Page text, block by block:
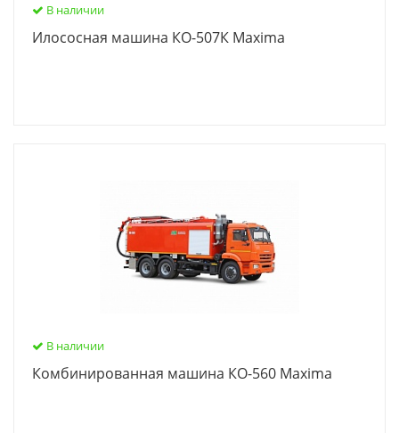
В наличии
Илососная машина КО-507К Maxima
В наличии
Комбинированная машина КО-560 Maxima